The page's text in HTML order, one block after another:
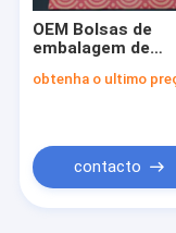
OEM Bolsas de
embalagem de
personalizadas
quente
obtenha o ultimo
contacto